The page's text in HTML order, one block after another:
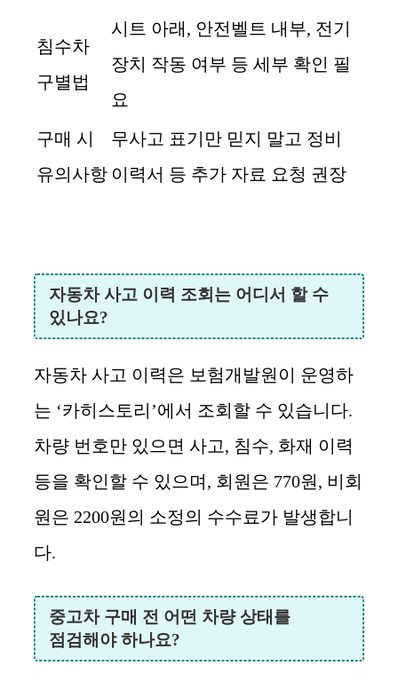
침수차
구별법
시트 아래, 안전벨트 내부, 전기
장치 작동 여부 등 세부 확인 필
요
구매 시
유의사항
무사고 표기만 믿지 말고 정비
이력서 등 추가 자료 요청 권장
자동차 사고 이력 조회는 어디서 할 수
있나요?
자동차 사고 이력은 보험개발원이 운영하
는 ‘카히스토리’에서 조회할 수 있습니다.
차량 번호만 있으면 사고, 침수, 화재 이력
등을 확인할 수 있으며, 회원은 770원, 비회
원은 2200원의 소정의 수수료가 발생합니
다.
중고차 구매 전 어떤 차량 상태를
점검해야 하나요?